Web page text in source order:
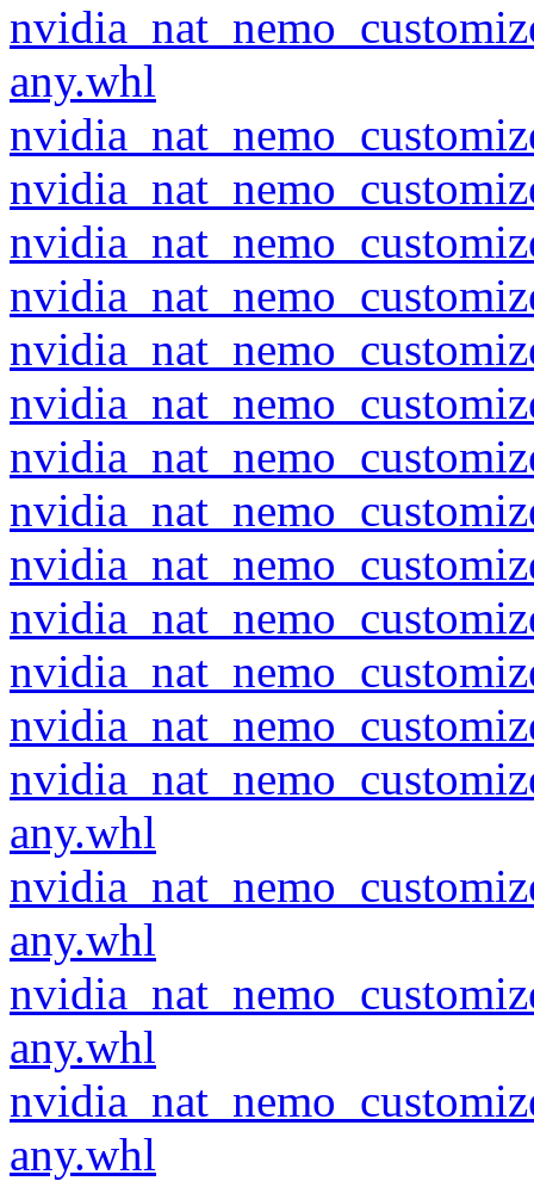
any.whl
any.whl
any.whl
any.whl
any.whl